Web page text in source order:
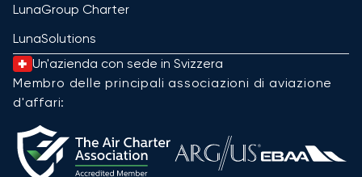
LunaGroup Charter
LunaSolutions
Un'azienda con sede in Svizzera
Membro delle principali associazioni di aviazione
d'affari: